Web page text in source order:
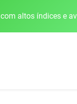
altos índices e